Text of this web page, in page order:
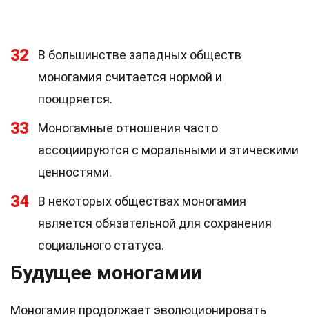
32
В большинстве западных обществ
моногамия считается нормой и
поощряется.
33
Моногамные отношения часто
ассоциируются с моральными и этическими
ценностями.
34
В некоторых обществах моногамия
является обязательной для сохранения
социального статуса.
Будущее моногамии
Моногамия продолжает эволюционировать